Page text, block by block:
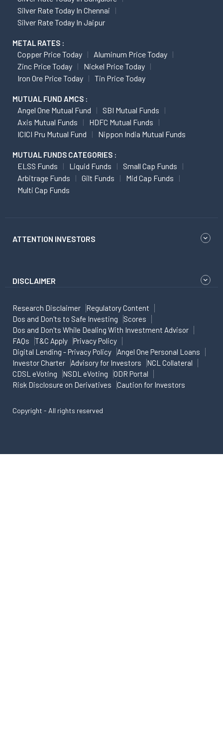
Silver Rate Today In Chennai
Silver Rate Today In Jaipur
METAL RATES :
Copper Price Today
Aluminum Price Today
Zinc Price Today
Nickel Price Today
Iron Ore Price Today
Tin Price Today
MUTUAL FUND AMCS :
Angel One Mutual Fund
SBI Mutual Funds
Axis Mutual Funds
HDFC Mutual Funds
ICICI Pru Mutual Fund
Nippon India Mutual Funds
MUTUAL FUNDS CATEGORIES :
ELSS Funds Liquid Funds
Small Cap Funds
Arbitrage Funds
Gilt Funds
Mid Cap Funds
Multi Cap Funds
ATTENTION INVESTORS
DISCLAIMER
Research Disclaimer
Regulatory Content
Dos and Don'ts to Safe Investing
Scores
Dos and Don'ts While Dealing With Investment Advisor
FAQs
T&C Apply
Privacy Policy
Digital Lending - Privacy Policy
Angel One Personal Loans
Investor Charter
Advisory for Investors
NCL Collateral
CDSL eVoting
NSDL eVoting
ODR Portal
Risk Disclosure on Derivatives
Caution for Investors
Copyright - All rights reserved